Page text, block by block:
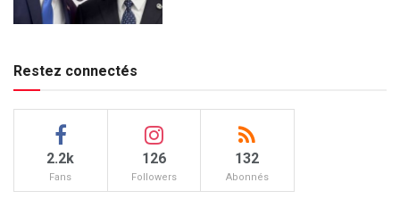
Restez connectés
2.2k
Fans
126
Followers
132
Abonnés